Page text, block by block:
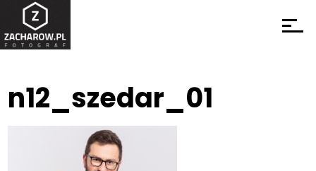
n12_szedar_01